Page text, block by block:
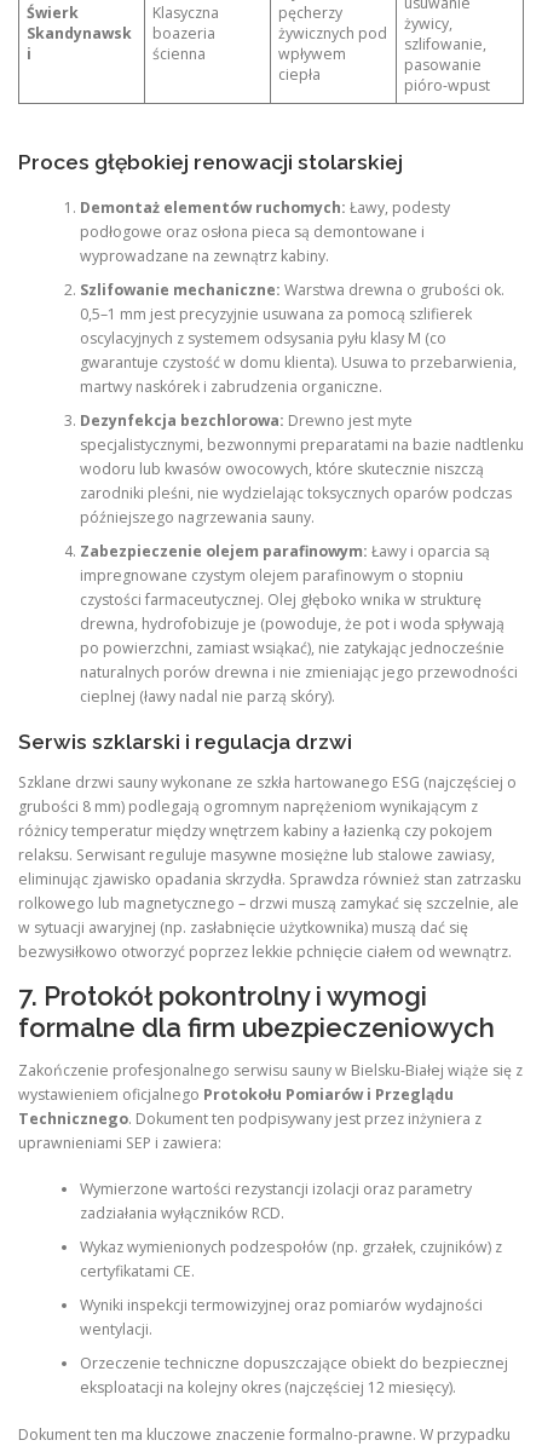
Świerk
Skandynawsk
i
Klasyczna
boazeria
ścienna
pęcherzy
żywicznych pod
wpływem
ciepła
żywicy,
szlifowanie,
pasowanie
pióro-wpust
Proces głębokiej renowacji stolarskiej
Demontaż elementów ruchomych: Ławy, podesty
podłogowe oraz osłona pieca są demontowane i
wyprowadzane na zewnątrz kabiny.
Szlifowanie mechaniczne: Warstwa drewna o grubości ok.
0,5–1 mm jest precyzyjnie usuwana za pomocą szlifierek
oscylacyjnych z systemem odsysania pyłu klasy M (co
gwarantuje czystość w domu klienta). Usuwa to przebarwienia,
martwy naskórek i zabrudzenia organiczne.
Dezynfekcja bezchlorowa: Drewno jest myte
specjalistycznymi, bezwonnymi preparatami na bazie nadtlenku
wodoru lub kwasów owocowych, które skutecznie niszczą
zarodniki pleśni, nie wydzielając toksycznych oparów podczas
późniejszego nagrzewania sauny.
Zabezpieczenie olejem parafinowym: Ławy i oparcia są
impregnowane czystym olejem parafinowym o stopniu
czystości farmaceutycznej. Olej głęboko wnika w strukturę
drewna, hydrofobizuje je (powoduje, że pot i woda spływają
po powierzchni, zamiast wsiąkać), nie zatykając jednocześnie
naturalnych porów drewna i nie zmieniając jego przewodności
cieplnej (ławy nadal nie parzą skóry).
Serwis szklarski i regulacja drzwi
Szklane drzwi sauny wykonane ze szkła hartowanego ESG (najczęściej o
grubości 8 mm) podlegają ogromnym naprężeniom wynikającym z
różnicy temperatur między wnętrzem kabiny a łazienką czy pokojem
relaksu. Serwisant reguluje masywne mosiężne lub stalowe zawiasy,
eliminując zjawisko opadania skrzydła. Sprawdza również stan zatrzasku
rolkowego lub magnetycznego – drzwi muszą zamykać się szczelnie, ale
w sytuacji awaryjnej (np. zasłabnięcie użytkownika) muszą dać się
bezwysiłkowo otworzyć poprzez lekkie pchnięcie ciałem od wewnątrz.
7. Protokół pokontrolny i wymogi
formalne dla firm ubezpieczeniowych
Zakończenie profesjonalnego serwisu sauny w Bielsku-Białej wiąże się z
wystawieniem oficjalnego Protokołu Pomiarów i Przeglądu
Technicznego. Dokument ten podpisywany jest przez inżyniera z
uprawnieniami SEP i zawiera:
Wymierzone wartości rezystancji izolacji oraz parametry
zadziałania wyłączników RCD.
Wykaz wymienionych podzespołów (np. grzałek, czujników) z
certyfikatami CE.
Wyniki inspekcji termowizyjnej oraz pomiarów wydajności
wentylacji.
Orzeczenie techniczne dopuszczające obiekt do bezpiecznej
eksploatacji na kolejny okres (najczęściej 12 miesięcy).
Dokument ten ma kluczowe znaczenie formalno-prawne. W przypadku